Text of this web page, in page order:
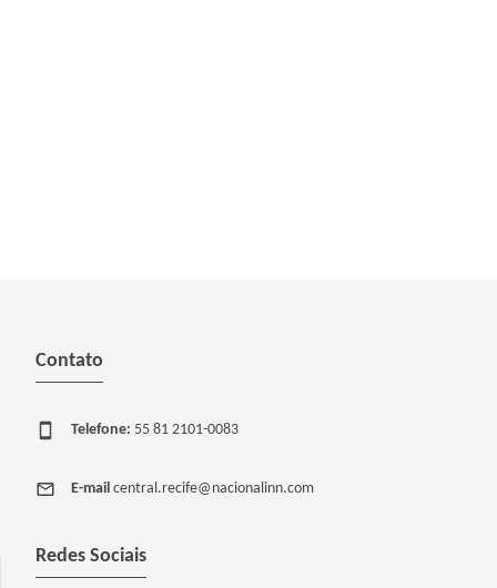
Contato
Telefone: 55 81 2101-0083
E-mail central.recife@nacionalinn.com
Redes Sociais